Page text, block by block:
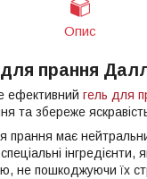
Опис
прання
ефективний гель для
та збереже
прання має
спеціальні
не пошкоджуючи їх